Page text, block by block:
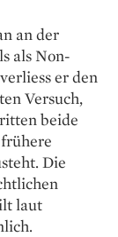
an der
als Non-
er den
Versuch,
beide
Die
laut